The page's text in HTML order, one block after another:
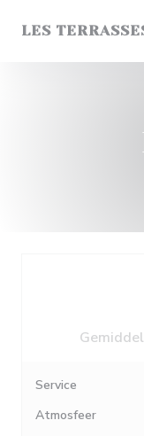
LES
Service
Atmosfeer